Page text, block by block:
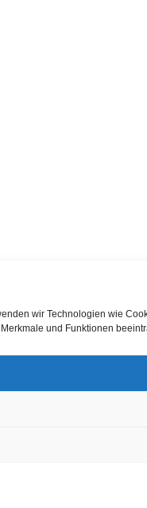
wir Technologien wie
und Funktionen